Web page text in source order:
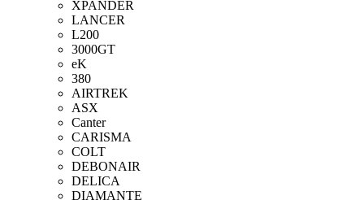
XPANDER
LANCER
L200
3000GT
eK
380
AIRTREK
ASX
Canter
CARISMA
COLT
DEBONAIR
DELICA
DIAMANTE